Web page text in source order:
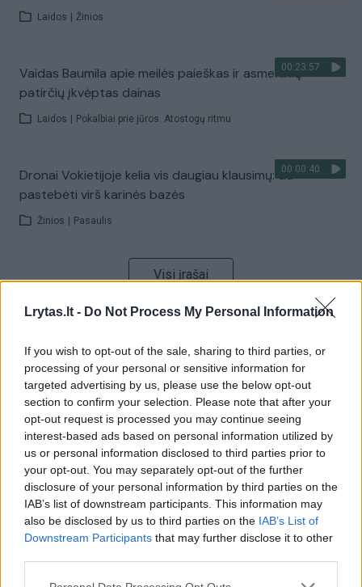
Lrytas.lt - Do Not Process My Personal Information
If you wish to opt-out of the sale, sharing to third parties, or
processing of your personal or sensitive information for
targeted advertising by us, please use the below opt-out
section to confirm your selection. Please note that after your
opt-out request is processed you may continue seeing
interest-based ads based on personal information utilized by
us or personal information disclosed to third parties prior to
your opt-out. You may separately opt-out of the further
disclosure of your personal information by third parties on the
IAB’s list of downstream participants. This information may
also be disclosed by us to third parties on the IAB’s List of
Downstream Participants that may further disclose it to other
Laidos Žinios
00:23:57
Vaidas Baumila apie meilės paieškas ir asmeninių
patirčių įkvėptas dainas
Laidos Pokalbiai prie jūros. Atostogų ritmu
00:00:40
Dronai Vokietijoje kelia vis daugiau klausimų: du
pastebėti virš karinės bazės
Žinios Pasaulis
Visi įrašai
Žiūrimiausi įrašai
00:00:30
Vaizdai iš tragiškos avarijos Vilniaus r.: dviejų moterų ir
vaiko gyvybių išgelbėti nepavyko
Žinios | Lietuvos diena
00:00:57
Savaitės vidurys nusimato karštas: temperatūra kils iki
32 laipsnių šilumos